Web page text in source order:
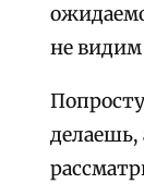
не
делаешь,